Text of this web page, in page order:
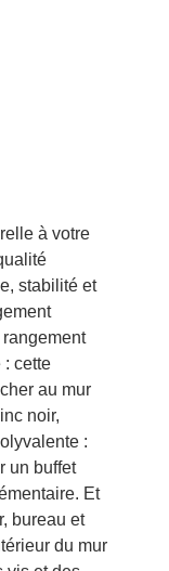
à votre
stabilité et
: cette
au mur
noir,
:
un buffet
Et
bureau et
du mur